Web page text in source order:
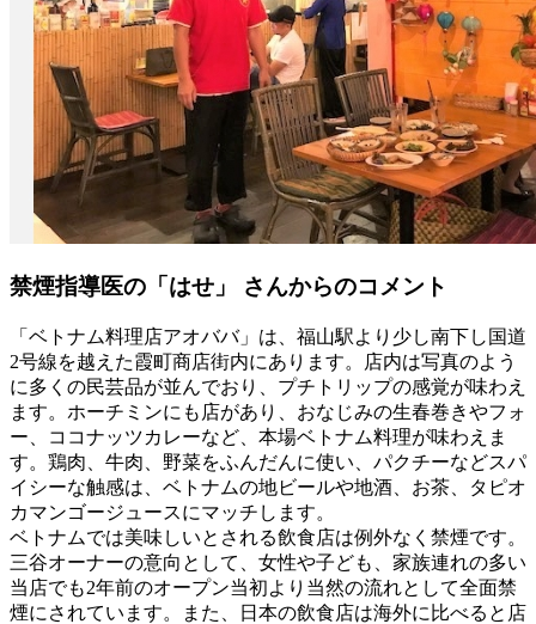
禁煙指導医の「はせ」 さんからのコメント
「ベトナム料理店アオババ」は、福山駅より少し南下し国道
2号線を越えた霞町商店街内にあります。店内は写真のよう
に多くの民芸品が並んでおり、プチトリップの感覚が味わえ
ます。ホーチミンにも店があり、おなじみの生春巻きやフォ
ー、ココナッツカレーなど、本場ベトナム料理が味わえま
す。鶏肉、牛肉、野菜をふんだんに使い、パクチーなどスパ
イシーな触感は、ベトナムの地ビールや地酒、お茶、タピオ
カマンゴージュースにマッチします。
ベトナムでは美味しいとされる飲食店は例外なく禁煙です。
三谷オーナーの意向として、女性や子ども、家族連れの多い
当店でも2年前のオープン当初より当然の流れとして全面禁
煙にされています。また、日本の飲食店は海外に比べると店